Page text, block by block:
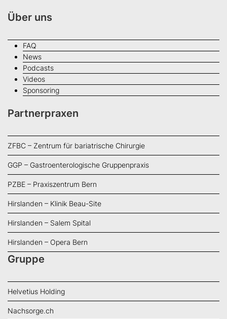
Über uns
FAQ
News
Podcasts
Videos
Sponsoring
Partnerpraxen
ZFBC – Zentrum für bariatrische Chirurgie
GGP – Gastroenterologische Gruppenpraxis
PZBE – Praxiszentrum Bern
Hirslanden – Klinik Beau-Site
Hirslanden – Salem Spital
Hirslanden – Opera Bern
Gruppe
Helvetius Holding
Nachsorge.ch